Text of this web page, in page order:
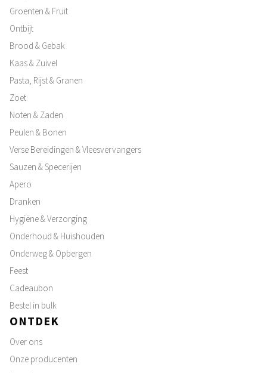
Groenten & Fruit
Ontbijt
Brood & Gebak
Kaas & Zuivel
Pasta, Rijst & Granen
Zoet
Noten & Zaden
Peulen & Bonen
Verse Bereidingen & Vleesvervangers
Sauzen & Specerijen
Apero
Dranken
Hygiëne & Verzorging
Onderhoud & Huishouden
Onderweg & Opbergen
Feest
Cadeaubon
Bestel in bulk
ONTDEK
Over ons
Onze producenten